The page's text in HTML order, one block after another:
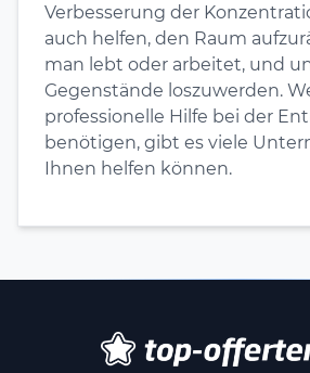
Verbesserung der
auch helfen, den Raum
man lebt oder arbeitet, und
Gegenstände loszuwerden.
professionelle Hilfe bei der
benötigen, gibt es viele
Ihnen helfen können.